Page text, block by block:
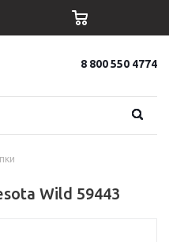
8 800 550 4774
Wild 59443